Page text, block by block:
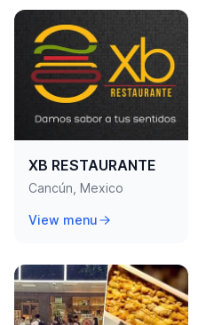
XB RESTAURANTE
Cancún, Mexico
View menu